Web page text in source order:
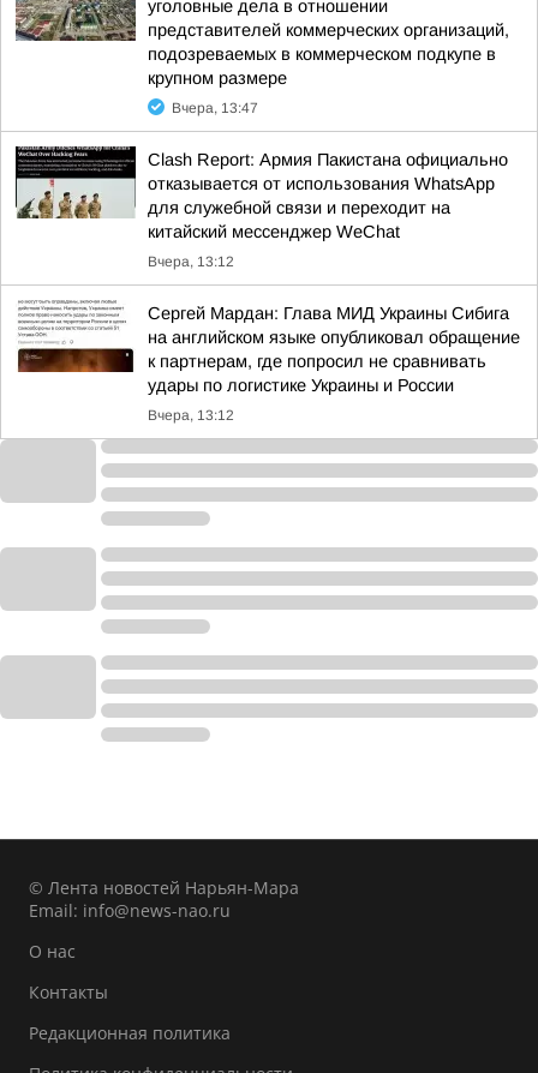
уголовные дела в отношении
представителей коммерческих организаций,
подозреваемых в коммерческом подкупе в
крупном размере
Вчера, 13:47
Clash Report: Армия Пакистана официально
отказывается от использования WhatsApp
для служебной связи и переходит на
китайский мессенджер WeChat
Вчера, 13:12
Сергей Мардан: Глава МИД Украины Сибига
на английском языке опубликовал обращение
к партнерам, где попросил не сравнивать
удары по логистике Украины и России
Вчера, 13:12
© Лента новостей Нарьян-Мара
Email: info@news-nao.ru
О нас
Контакты
Редакционная политика